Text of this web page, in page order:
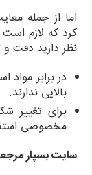
اما از جمله
کرد که لازم
نظر دارید دقت
در برابر
بالایی ندارند.
برای تغییر
مخصوصی
سایت بسپار